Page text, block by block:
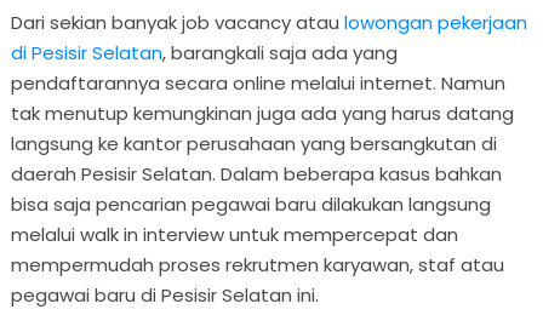
Dari sekian banyak job vacancy atau lowongan pekerjaan
di Pesisir Selatan, barangkali saja ada yang
pendaftarannya secara online melalui internet. Namun
tak menutup kemungkinan juga ada yang harus datang
langsung ke kantor perusahaan yang bersangkutan di
daerah Pesisir Selatan. Dalam beberapa kasus bahkan
bisa saja pencarian pegawai baru dilakukan langsung
melalui walk in interview untuk mempercepat dan
mempermudah proses rekrutmen karyawan, staf atau
pegawai baru di Pesisir Selatan ini.